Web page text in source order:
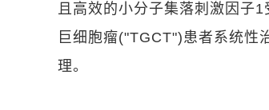
且高效的小分子集落刺激因子
巨细胞瘤("TGCT")患者系统性
理。